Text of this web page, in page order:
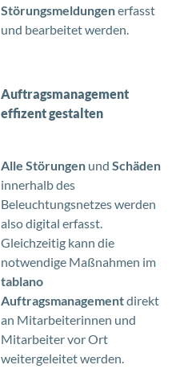
Störungsmeldungenerfasst
und bearbeitet werden.
Auftragsmanagement
effizent gestalten
Alle Störungen und Schäden
innerhalb des
Beleuchtungsnetzes werden
also digital erfasst.
Gleichzeitig kann die
notwendige Maßnahmen im
tablano
Auftragsmanagementdirekt
an Mitarbeiterinnen und
Mitarbeiter vor Ort
weitergeleitet werden.